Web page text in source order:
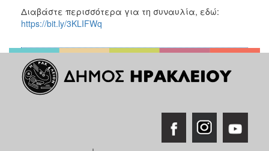
Διαβάστε περισσότερα για τη συναυλία, εδώ:
https://bit.ly/3KLIFWq